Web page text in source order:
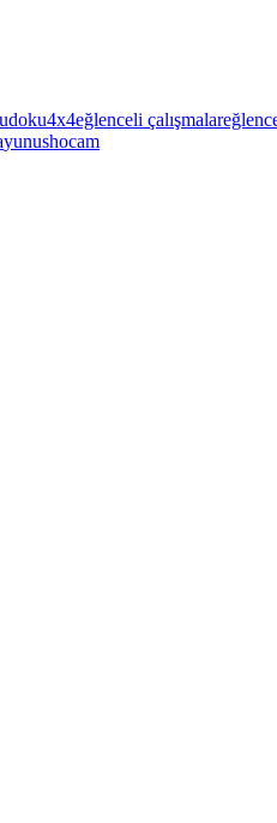
eğlenceli çalışmalar
yunushocam